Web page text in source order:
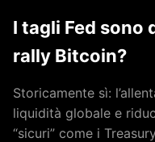
I tagli Fed sono
rally Bitcoin?
Storicamente sì:
liquidità globale e
“sicuri” come i